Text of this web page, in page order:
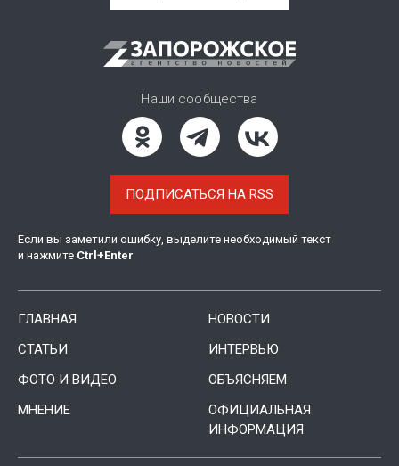
Наши сообщества
ПОДПИСАТЬСЯ НА RSS
Если вы заметили ошибку, выделите необходимый текст
и нажмите Ctrl +Enter
ГЛАВНАЯ
НОВОСТИ
СТАТЬИ
ИНТЕРВЬЮ
ФОТО И ВИДЕО
ОБЪЯСНЯЕМ
МНЕНИЕ
ОФИЦИАЛЬНАЯ
ИНФОРМАЦИЯ